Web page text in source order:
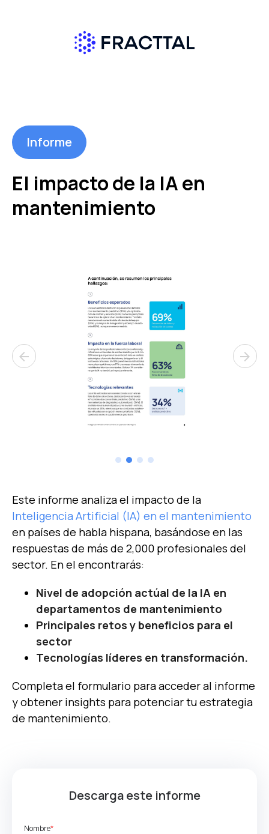
Informe
El impacto de la IA en
mantenimiento
arrow_back arrow_forward
Este informe analiza el impacto de la
Inteligencia Artificial (IA) en el mantenimiento
en países de habla hispana, basándose en las
respuestas de más de 2,000 profesionales del
sector. En el encontrarás:
Nivel de adopción actúal de la IA en
departamentos de mantenimiento
Principales retos y beneficios para el
sector
Tecnologías líderes en transformación.
Completa el formulario para acceder al informe
y obtener insights para potenciar tu estrategia
de mantenimiento.
Descarga este informe
Nombre*